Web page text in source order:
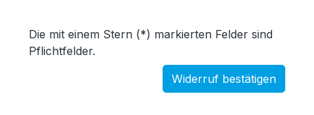
Die mit einem Stern (*) markierten Felder sind
Pflichtfelder.
Widerruf bestätigen